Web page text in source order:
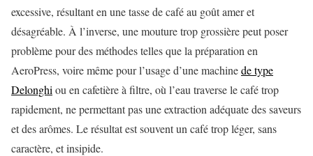
excessive, résultant en une tasse de café au goût amer et
désagréable. À l’inverse, une mouture trop grossière peut poser
problème pour des méthodes telles que la préparation en
AeroPress, voire même pour l’usage d’une machinede type
Delonghi ou en cafetière à filtre, où l’eau traverse le café trop
rapidement, ne permettant pas une extraction adéquate des saveurs
et des arômes. Le résultat est souvent un café trop léger, sans
caractère, et insipide.